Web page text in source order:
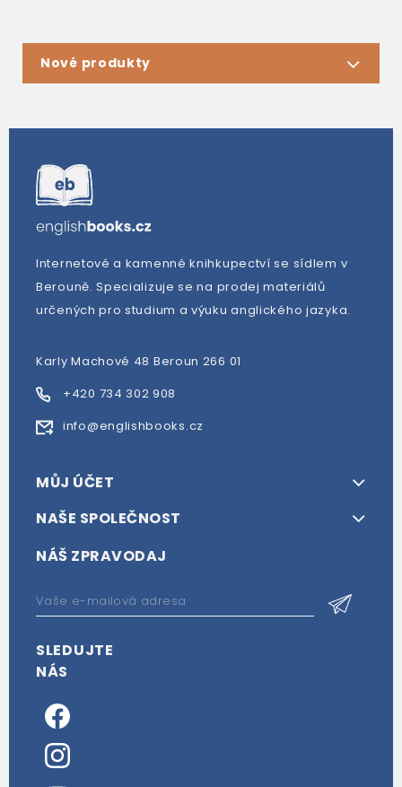
Nové produkty
Internetové a kamenné knihkupectví se sídlem v
Berouně. Specializuje se na prodej materiálů
určených pro studium a výuku anglického jazyka.
Karly Machové 48 Beroun 266 01
+420 734 302 908
info@englishbooks.cz
MŮJ ÚČET
NAŠE SPOLEČNOST
NÁŠ ZPRAVODAJ
SLEDUJTE
NÁS